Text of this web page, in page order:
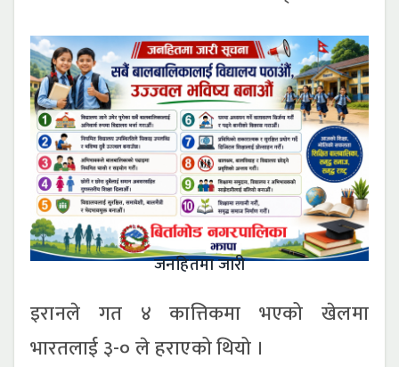
जनहितमा जारी
इरानले गत ४ कात्तिकमा भएको खेलमा
भारतलाई ३-० ले हराएको थियो ।